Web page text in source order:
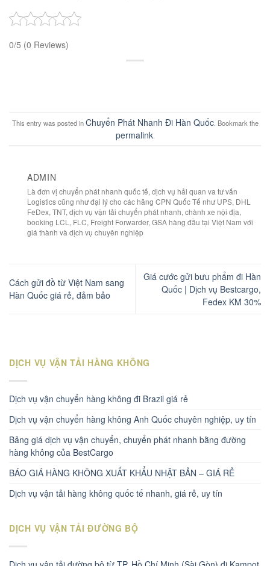
0/5 (0 Reviews)
This entry was posted inChuyển Phát Nhanh Đi Hàn Quốc. Bookmark the
permalink.
ADMIN
Là đơn vị chuyển phát nhanh quốc tế, dịch vụ hải quan va tư vấn
Logistics cũng như đại lý cho các hãng CPN Quốc Tế như UPS, DHL
FeDex, TNT, dịch vụ vận tải chuyển phát nhanh, chành xe nội địa,
booking LCL, FLC, Freight Forwarder, GSA hàng đầu tại Việt Nam với
giá thành và dịch vụ chuyên nghiệp
Cách gửi đồ từ Việt Nam sang
Hàn Quốc giá rẻ, đảm bảo
Giá cước gửi bưu phẩm đi Hàn
Quốc | Dịch vụ Bestcargo,
Fedex KM 30%
DỊCH VỤ VẬN TẢI HÀNG KHÔNG
Dịch vụ vận chuyển hàng không đi Brazil giá rẻ
Dịch vụ vận chuyển hàng không Anh Quốc chuyên nghiệp, uy tín
Bảng giá dịch vụ vận chuyển, chuyển phát nhanh bằng đường
hàng không của BestCargo
BÁO GIÁ HÀNG KHÔNG XUẤT KHẨU NHẬT BẢN – GIÁ RẺ
Dịch vụ vận tải hàng không quốc tế nhanh, giá rẻ, uy tín
DỊCH VỤ VẬN TẢI ĐƯỜNG BỘ